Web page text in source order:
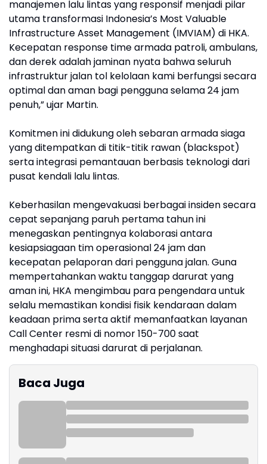
manajemen lalu lintas yang responsif menjadi pilar
utama transformasi Indonesia’s Most Valuable
Infrastructure Asset Management (IMVIAM) di HKA.
Kecepatan response time armada patroli, ambulans,
dan derek adalah jaminan nyata bahwa seluruh
infrastruktur jalan tol kelolaan kami berfungsi secara
optimal dan aman bagi pengguna selama 24 jam
penuh,” ujar Martin.
Komitmen ini didukung oleh sebaran armada siaga
yang ditempatkan di titik-titik rawan (blackspot)
serta integrasi pemantauan berbasis teknologi dari
pusat kendali lalu lintas.
Keberhasilan mengevakuasi berbagai insiden secara
cepat sepanjang paruh pertama tahun ini
menegaskan pentingnya kolaborasi antara
kesiapsiagaan tim operasional 24 jam dan
kecepatan pelaporan dari pengguna jalan. Guna
mempertahankan waktu tanggap darurat yang
aman ini, HKA mengimbau para pengendara untuk
selalu memastikan kondisi fisik kendaraan dalam
keadaan prima serta aktif memanfaatkan layanan
Call Center resmi di nomor 150-700 saat
menghadapi situasi darurat di perjalanan.
Baca Juga